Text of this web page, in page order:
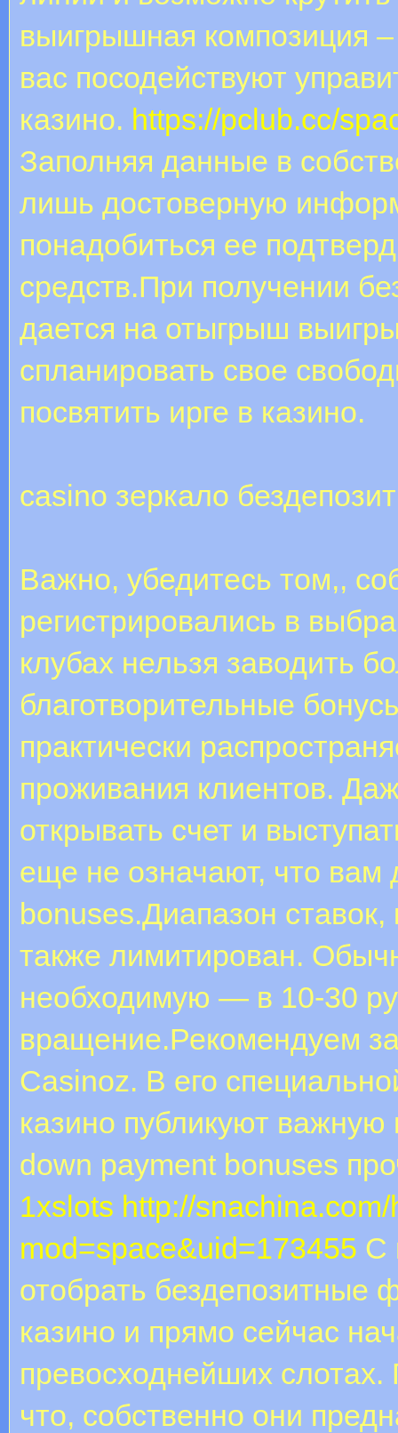
выигрышная композиция
вас посодействуют
казино. https://pclub.cc/
Заполняя данные в
лишь достоверную
понадобиться ее
средств.При получении
дается на отыгрыш
спланировать свое
посвятить ирге в казино.
casino зеркало
Важно, убедитесь том,,
регистрировались в
клубах нельзя заводить
благотворительные
практически
проживания клиентов.
открывать счет и
еще не означают, что вам
bonuses.Диапазон ставок,
также лимитирован.
необходимую — в 10-30
вращение.Рекомендуем
Casinoz. В его
казино публикуют
down payment bonuses
1xslots http://
mod=space&uid=173455 С
отобрать бездепозитные
казино и прямо сейчас
превосходнейших слотах.
что, собственно они